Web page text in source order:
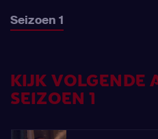
Seizoen 1
KIJK VOLGENDE
SEIZOEN 1